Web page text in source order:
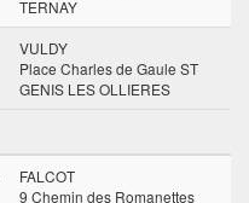
TERNAY
VULDY
Place Charles de Gaule ST
GENIS LES OLLIERES
FALCOT
9 Chemin des Romanettes